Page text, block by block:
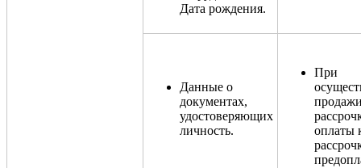
Дата рождения.
Данные о
документах,
удостоверяющих
личность.
При
оплаты